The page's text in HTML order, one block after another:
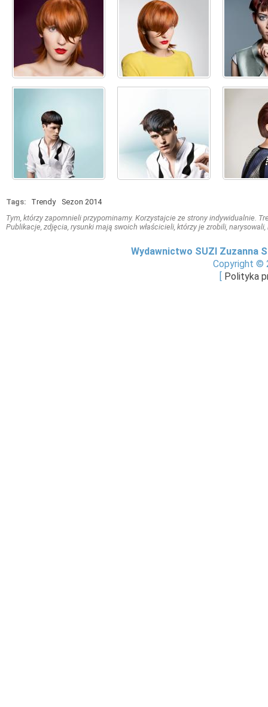
Tags: Trendy
Sezon 2014
Tym, którzy zapomnieli przypominamy. Korzystajcie ze strony indywidualnie.
Publikacje, zdjęcia, rysunki mają swoich właścicieli, którzy je zrobili,
Wydawnictwo SUZI Zuzanna
Copyright ©
[ Polityka